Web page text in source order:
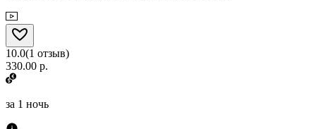
10.0(1 отзыв)
330.00 р.
за 1 ночь